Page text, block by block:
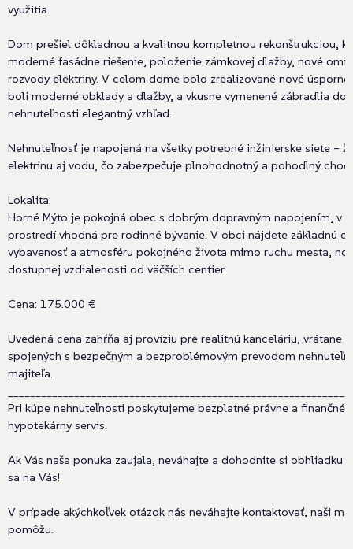
využitia.
Dom prešiel dôkladnou a kvalitnou kompletnou rekonštrukciou,
moderné fasádne riešenie, položenie zámkovej dlažby, nové
rozvody elektriny. V celom dome bolo zrealizované nové
boli moderné obklady a dlažby, a vkusne vymenené zábradlia
nehnuteľnosti elegantný vzhľad.
Nehnuteľnosť je napojená na všetky potrebné inžinierske siete –
elektrinu aj vodu, čo zabezpečuje plnohodnotný a pohodlný
Lokalita:
Horné Mýto je pokojná obec s dobrým dopravným napojením, v
prostredí vhodná pre rodinné bývanie. V obci nájdete základnú
vybavenosť a atmosféru pokojného života mimo ruchu mesta, no
dostupnej vzdialenosti od väčších centier.
Cena: 175.000 €
Uvedená cena zahŕňa aj províziu pre realitnú kanceláriu, vrátane
spojených s bezpečným a bezproblémovým prevodom
majiteľa.
Pri kúpe nehnuteľnosti poskytujeme bezplatné právne a finančné
hypotekárny servis.
Ak Vás naša ponuka zaujala, neváhajte a dohodnite si obhliadku
sa na Vás!
V prípade akýchkoľvek otázok nás neváhajte kontaktovať, naši
pomôžu.